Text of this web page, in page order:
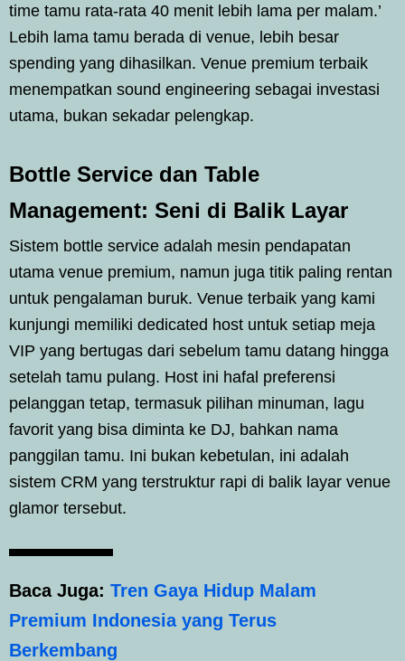
time tamu rata-rata 40 menit lebih lama per malam.’
Lebih lama tamu berada di venue, lebih besar
spending yang dihasilkan. Venue premium terbaik
menempatkan sound engineering sebagai investasi
utama, bukan sekadar pelengkap.
Bottle Service dan Table
Management: Seni di Balik Layar
Sistem bottle service adalah mesin pendapatan
utama venue premium, namun juga titik paling rentan
untuk pengalaman buruk. Venue terbaik yang kami
kunjungi memiliki dedicated host untuk setiap meja
VIP yang bertugas dari sebelum tamu datang hingga
setelah tamu pulang. Host ini hafal preferensi
pelanggan tetap, termasuk pilihan minuman, lagu
favorit yang bisa diminta ke DJ, bahkan nama
panggilan tamu. Ini bukan kebetulan, ini adalah
sistem CRM yang terstruktur rapi di balik layar venue
glamor tersebut.
Baca Juga: Tren Gaya Hidup Malam
Premium Indonesia yang Terus
Berkembang